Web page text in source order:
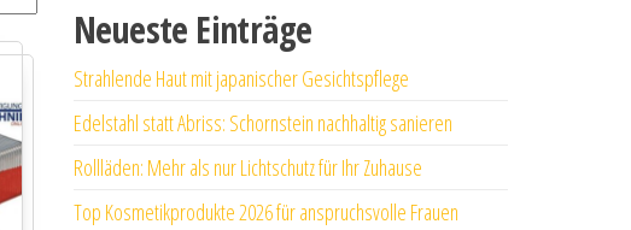
Neueste Einträge
Strahlende Haut mit japanischer Gesichtspflege
Edelstahl statt Abriss: Schornstein nachhaltig sanieren
Rollläden: Mehr als nur Lichtschutz für Ihr Zuhause
Top Kosmetikprodukte 2026 für anspruchsvolle Frauen